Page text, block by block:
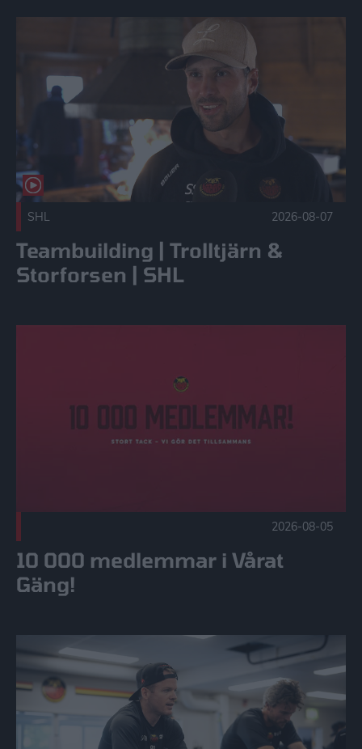
Teambuilding | Trolltjärn & Storforsen | SHL Publicerad
SHL 2026-08-07
Teambuilding | Trolltjärn &
Storforsen | SHL
2026-08-05
10 000 medlemmar i Vårat
Gäng!
Röster från återsamlingen | SHL & SDHL Publicerad 2026-